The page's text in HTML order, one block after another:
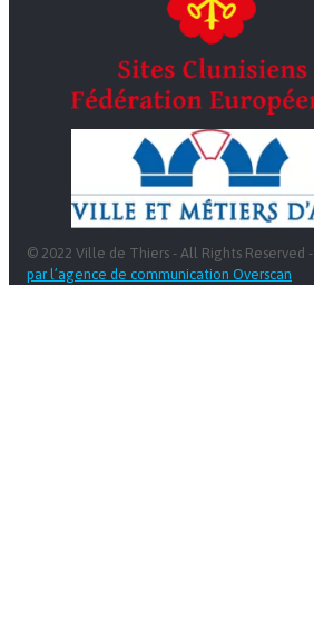
© 2022 Ville de Thiers - All Rights Reserved -
par l’agence de communication Overscan